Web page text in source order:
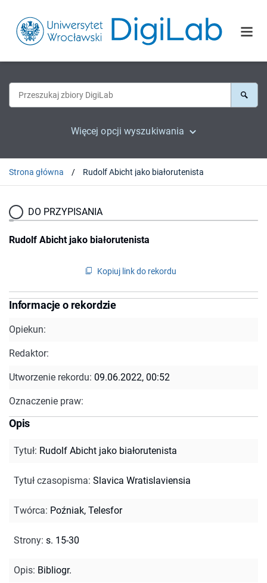
Więcej opcji wyszukiwania
Strona główna Rudolf Abicht jako białorutenista
DO PRZYPISANIA
Rudolf Abicht jako białorutenista
Kopiuj link do rekordu
Informacje o rekordzie
Opiekun:
Redaktor:
Utworzenie rekordu: 09.06.2022, 00:52
Oznaczenie praw:
Opis
Tytuł: Rudolf Abicht jako białorutenista
Tytuł czasopisma: Slavica Wratislaviensia
Twórca: Poźniak, Telesfor
Strony: s. 15-30
Opis: Bibliogr.